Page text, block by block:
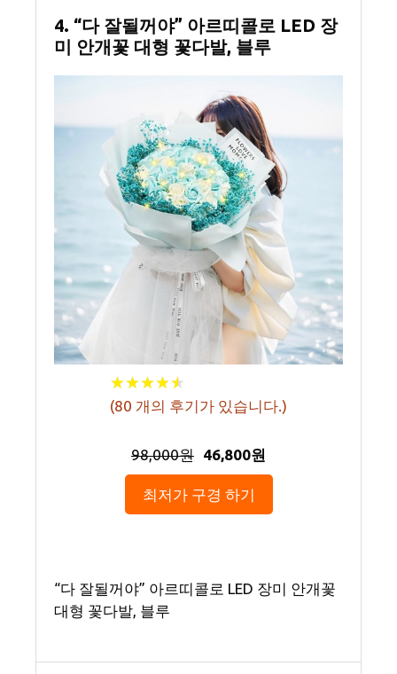
4. “다 잘될꺼야” 아르띠콜로 LED 장
미 안개꽃 대형 꽃다발, 블루
★★★★★
★★★★★
(80 개의 후기가 있습니다.)
98,000원 46,800원
최저가 구경 하기
“다 잘될꺼야” 아르띠콜로 LED 장미 안개꽃
대형 꽃다발, 블루